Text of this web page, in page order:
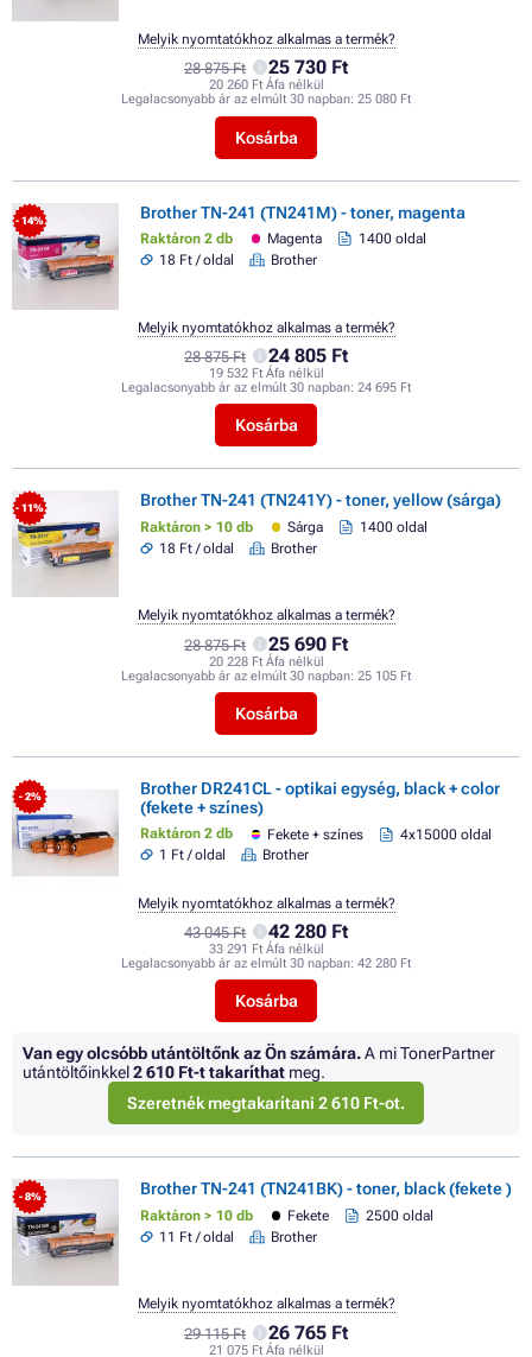
28 875 Ft 25 730 Ft
20 260 Ft Áfa nélkül
Legalacsonyabb ár az elmúlt 30 napban: 25 080 Ft
Kosárba
Melyik nyomtatókhoz alkalmas a termék?
- 14% Brother TN-241 (TN241M) - toner, magenta
Raktáron 2 db Magenta
1400 oldal
18 Ft / oldal
Brother
28 875 Ft 24 805 Ft
19 532 Ft Áfa nélkül
Legalacsonyabb ár az elmúlt 30 napban: 24 695 Ft
Kosárba
Melyik nyomtatókhoz alkalmas a termék?
- 11% Brother TN-241 (TN241Y) - toner, yellow (sárga)
Raktáron > 10 db Sárga
1400 oldal
18 Ft / oldal
Brother
28 875 Ft 25 690 Ft
20 228 Ft Áfa nélkül
Legalacsonyabb ár az elmúlt 30 napban: 25 105 Ft
Kosárba
Melyik nyomtatókhoz alkalmas a termék?
- 2%
Brother DR241CL - optikai egység, black + color
(fekete + színes)
Raktáron 2 db Fekete + színes
4x15000 oldal
1 Ft / oldal
Brother
43 045 Ft 42 280 Ft
33 291 Ft Áfa nélkül
Legalacsonyabb ár az elmúlt 30 napban: 42 280 Ft
Kosárba
Melyik nyomtatókhoz alkalmas a termék?
Van egy olcsóbb utántöltőnk az Ön számára.A mi TonerPartner
utántöltőinkkel2 610 Ft-t takaríthat meg.
Szeretnék megtakarítani 2 610 Ft-ot.
- 8% Brother TN-241 (TN241BK) - toner, black (fekete )
Raktáron > 10 db Fekete
2500 oldal
11 Ft / oldal
Brother
29 115 Ft 26 765 Ft
21 075 Ft Áfa nélkül
Melyik nyomtatókhoz alkalmas a termék?